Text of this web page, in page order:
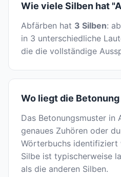
Wie viele Silben hat
Abfärben hat 3 Silben:
in 3 unterschiedliche
die die vollständige
Wo liegt die
Das Betonungsmuster in
genaues Zuhören oder
Wörterbuchs identifiziert
Silbe ist typischerweise
als die anderen Silben.